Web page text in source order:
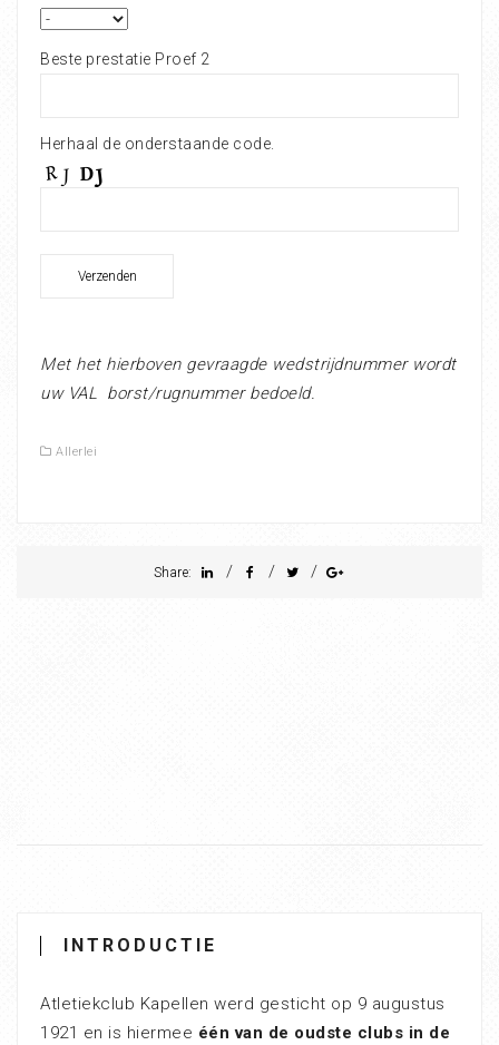
Beste prestatie Proef 2
Herhaal de onderstaande code.
Met het hierboven gevraagde wedstrijdnummer wordt
uw VAL borst/rugnummer bedoeld.
Allerlei
Share: / / /
INTRODUCTIE
Atletiekclub Kapellen werd gesticht op 9 augustus
1921 en is hiermee één van de oudste clubs in de